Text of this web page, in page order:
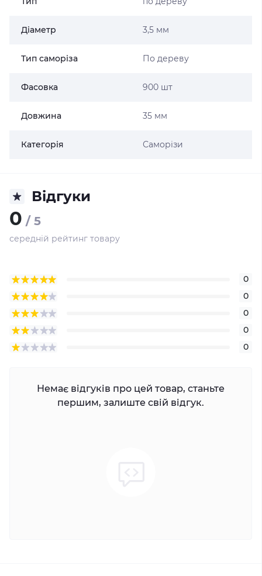
Діаметр 3,5 мм
Тип саморіза По дереву
Фасовка 900 шт
Довжина 35 мм
Категорія Саморізи
Відгуки
0 / 5
середній рейтинг товару
0
0
0
0
0
Немає відгуків про цей товар, станьте
першим, залиште свій відгук.